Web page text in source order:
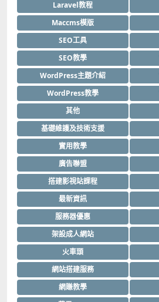
Laravel教程
Maccms模版
SEO工具
SEO教學
WordPress主題介紹
WordPress教學
其他
基礎維護及技術支援
實用教學
廣告聯盟
搭建影視站課程
最新資訊
服務器優惠
架設成人網站
火車頭
網站搭建服務
網賺教學